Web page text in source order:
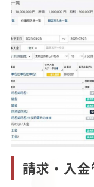
請求・入